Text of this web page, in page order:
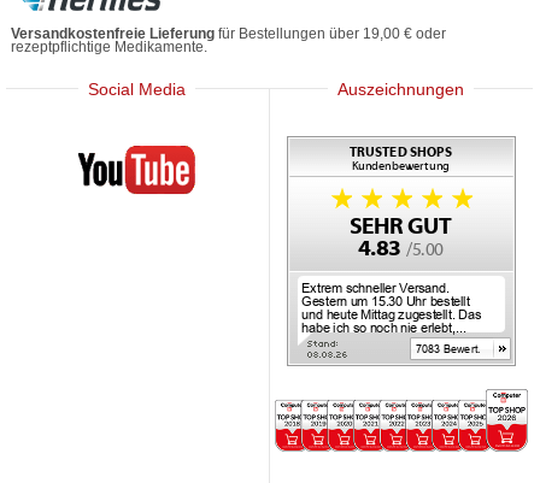
Versandkostenfreie Lieferung für Bestellungen über 19,00 € oder
rezeptpflichtige Medikamente.
Social Media
Mediherz
Auszeichnungen